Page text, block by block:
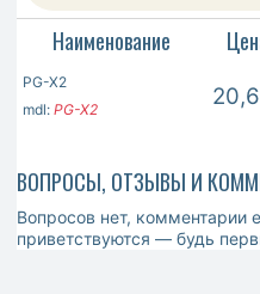
Наименование
PG-X2
mdl: PG-X2
ВОПРОСЫ, ОТЗЫВЫ И
Вопросов нет, комментарии
приветствуются — будь